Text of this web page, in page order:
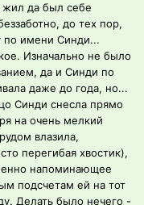
жил да был себе
до тех пор,
по имени Синди...
Изначально не было
да и Синди по
даже до года, но...
Синди снесла прямо
на очень мелкий
влазила,
перегибая хвостик),
напоминающее
подсчетам ей на тот
Делать было нечего -